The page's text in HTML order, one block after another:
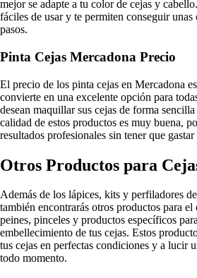
mejor se adapte a tu color de cejas y
fáciles de usar y te permiten conseguir unas
pasos.
Pinta Cejas Mercadona Precio
El precio de los pinta cejas en Mercadona
convierte en una excelente opción para
desean maquillar sus cejas de forma
calidad de estos productos es muy buena,
resultados profesionales sin tener que gastar
Otros Productos para
Además de los lápices, kits y perfiladores
también encontrarás otros productos para
peines, pinceles y productos específicos
embellecimiento de tus cejas. Estos
tus cejas en perfectas condiciones y a lucir
todo momento.